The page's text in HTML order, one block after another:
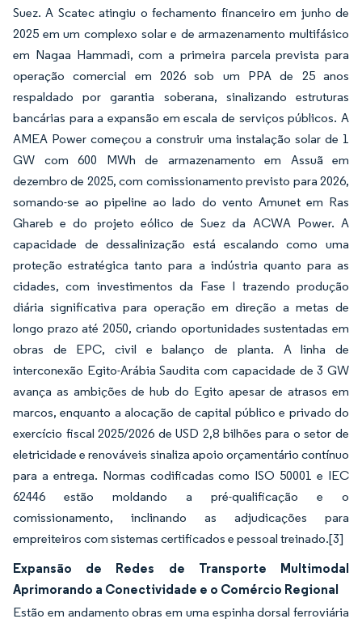
Suez. A Scatec atingiu o fechamento financeiro em junho de
2025 em um complexo solar e de armazenamento multifásico
em Nagaa Hammadi, com a primeira parcela prevista para
operação comercial em 2026 sob um PPA de 25 anos
respaldado por garantia soberana, sinalizando estruturas
bancárias para a expansão em escala de serviços públicos. A
AMEA Power começou a construir uma instalação solar de 1
GW com 600 MWh de armazenamento em Assuã em
dezembro de 2025, com comissionamento previsto para 2026,
somando-se ao pipeline ao lado do vento Amunet em Ras
Ghareb e do projeto eólico de Suez da ACWA Power. A
capacidade de dessalinização está escalando como uma
proteção estratégica tanto para a indústria quanto para as
cidades, com investimentos da Fase I trazendo produção
diária significativa para operação em direção a metas de
longo prazo até 2050, criando oportunidades sustentadas em
obras de EPC, civil e balanço de planta. A linha de
interconexão Egito-Arábia Saudita com capacidade de 3 GW
avança as ambições de hub do Egito apesar de atrasos em
marcos, enquanto a alocação de capital público e privado do
exercício fiscal 2025/2026 de USD 2,8 bilhões para o setor de
eletricidade e renováveis sinaliza apoio orçamentário contínuo
para a entrega. Normas codificadas como ISO 50001 e IEC
62446 estão moldando a pré-qualificação e o
comissionamento, inclinando as adjudicações para
empreiteiros com sistemas certificados e pessoal treinado.[3]
Expansão de Redes de Transporte Multimodal
Aprimorando a Conectividade e o Comércio Regional
Estão em andamento obras em uma espinha dorsal ferroviária